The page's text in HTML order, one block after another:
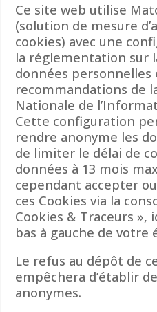
Ce site web utilise
(solution de mesure
cookies) avec une
la réglementation sur
données personnelles
recommandations de
Nationale de
Cette configuration
rendre anonyme les
de limiter le délai de
données à 13 mois
cependant accepter
ces Cookies via la
Cookies & Traceurs »,
bas à gauche de votre
Le refus au dépôt de
empêchera d’établir
anonymes.